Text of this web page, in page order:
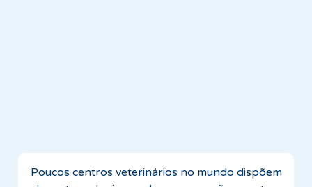
Poucos centros veterinários no mundo dispõem